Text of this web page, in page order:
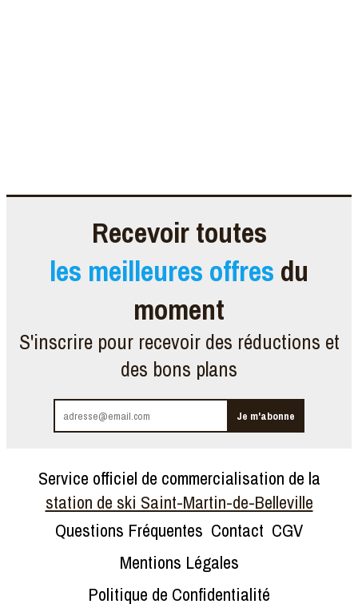
Recevoir toutes
les meilleures offres du
moment
S'inscrire pour recevoir des réductions et
des bons plans
Service officiel de commercialisation de la
station de ski Saint-Martin-de-Belleville
Questions Fréquentes Contact CGV
Mentions Légales
Politique de Confidentialité